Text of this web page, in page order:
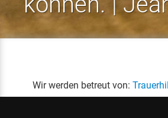
Wir werden betreut von: